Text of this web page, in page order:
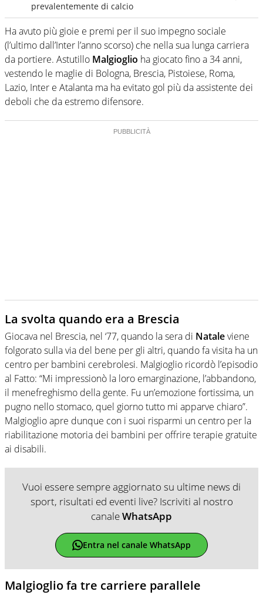
prevalentemente di calcio
Ha avuto più gioie e premi per il suo impegno sociale
(l’ultimo dall’Inter l’anno scorso) che nella sua lunga carriera
da portiere. Astutillo Malgioglio ha giocato fino a 34 anni,
vestendo le maglie di Bologna, Brescia, Pistoiese, Roma,
Lazio, Inter e Atalanta ma ha evitato gol più da assistente dei
deboli che da estremo difensore.
La svolta quando era a Brescia
Giocava nel Brescia, nel ‘77, quando la sera di Nataleviene
folgorato sulla via del bene per gli altri, quando fa visita ha un
centro per bambini cerebrolesi. Malgioglio ricordò l’episodio
al Fatto: “Mi impressionò la loro emarginazione, l’abbandono,
il menefreghismo della gente. Fu un’emozione fortissima, un
pugno nello stomaco, quel giorno tutto mi apparve chiaro”.
Malgioglio apre dunque con i suoi risparmi un centro per la
riabilitazione motoria dei bambini per offrire terapie gratuite
ai disabili.
Vuoi essere sempre aggiornato su ultime news di
sport, risultati ed eventi live? Iscriviti al nostro
canaleWhatsApp
Entra nel canale WhatsApp
Malgioglio fa tre carriere parallele